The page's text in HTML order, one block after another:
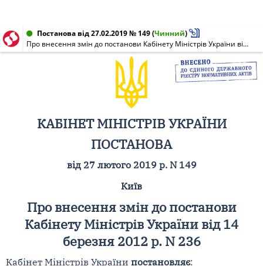
Постанова від 27.02.2019 № 149(Чинний)
Про внесення змін до постанови Кабінету Міністрів України від 14 березня 2012 р. N 236